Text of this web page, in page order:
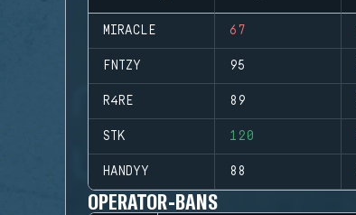
MIRACLE 67
FNTZY 95
R4RE 89
STK 120
HANDYY 88
OPERATOR-BANS